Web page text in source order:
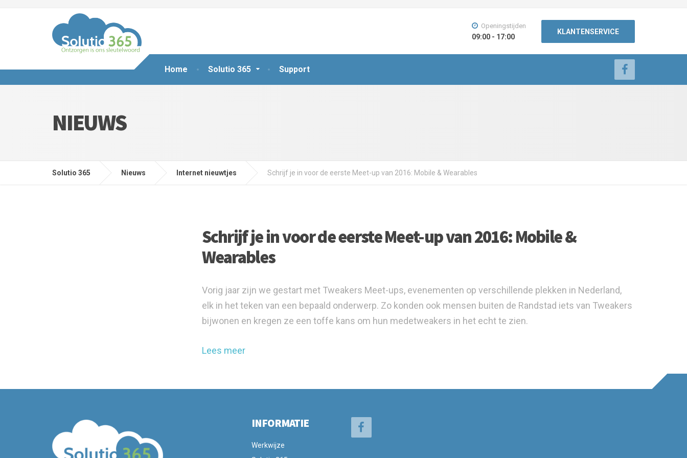
Home Solutio 365 Support
Openingstijden
09:00 - 17:00
KLANTENSERVICE
NIEUWS
Solutio 365 Nieuws Internet nieuwtjes Schrijf je in voor de eerste Meet-up van 2016: Mobile & Wearables
Schrijf je in voor de eerste Meet-up van 2016: Mobile &
Wearables
Vorig jaar zijn we gestart met Tweakers Meet-ups, evenementen op verschillende plekken in Nederland,
elk in het teken van een bepaald onderwerp. Zo konden ook mensen buiten de Randstad iets van Tweakers
bijwonen en kregen ze een toffe kans om hun medetweakers in het echt te zien.
Lees meer
INFORMATIE
Werkwijze